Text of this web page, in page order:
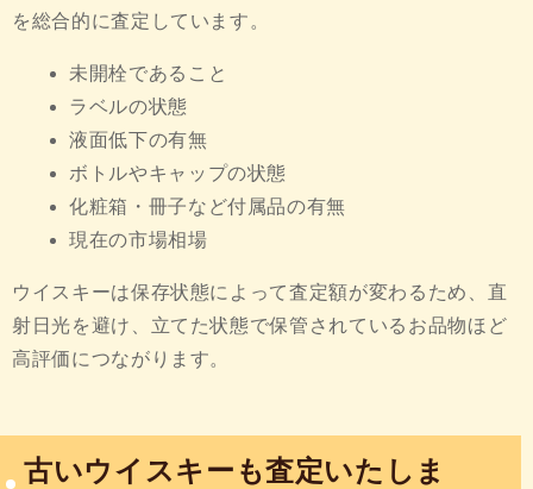
を総合的に査定しています。
未開栓であること
ラベルの状態
液面低下の有無
ボトルやキャップの状態
化粧箱・冊子など付属品の有無
現在の市場相場
ウイスキーは保存状態によって査定額が変わるため、直
射日光を避け、立てた状態で保管されているお品物ほど
高評価につながります。
古いウイスキーも査定いたしま